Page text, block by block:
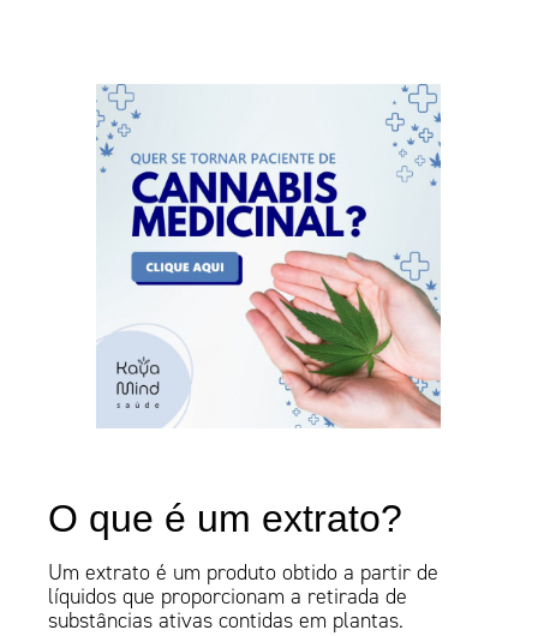
O que é um extrato?
Um extrato é um produto obtido a partir de
líquidos que proporcionam a retirada de
substâncias ativas contidas em plantas.